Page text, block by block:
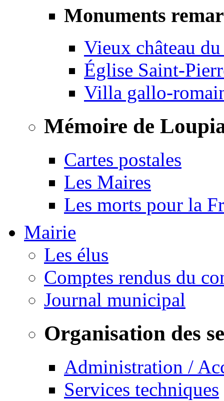
Monuments
Vieux château
Église Saint-
Villa gallo-
Mémoire de
Cartes postales
Les Maires
Les morts pour la
Mairie
Les élus
Comptes rendus du
Journal municipal
Organisation des
Administration /
Services techniques